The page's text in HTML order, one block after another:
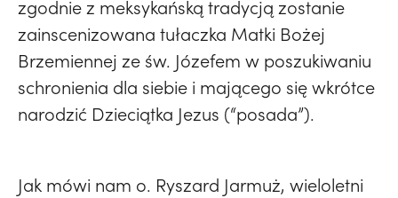
zgodnie z meksykańską tradycją zostanie
zainscenizowana tułaczka Matki Bożej
Brzemiennej ze św. Józefem w poszukiwaniu
schronienia dla siebie i mającego się wkrótce
narodzić Dzieciątka Jezus (“posada”).
Jak mówi nam o. Ryszard Jarmuż, wieloletni